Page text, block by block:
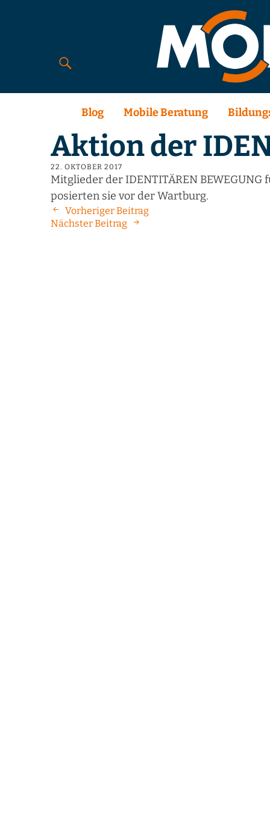
Blog Mobile Beratung
Aktion der
22. OKTOBER 2017
Mitglieder der IDENTITÄREN
posierten sie vor der Wartburg.
Vorheriger Beitrag
Nächster Beitrag